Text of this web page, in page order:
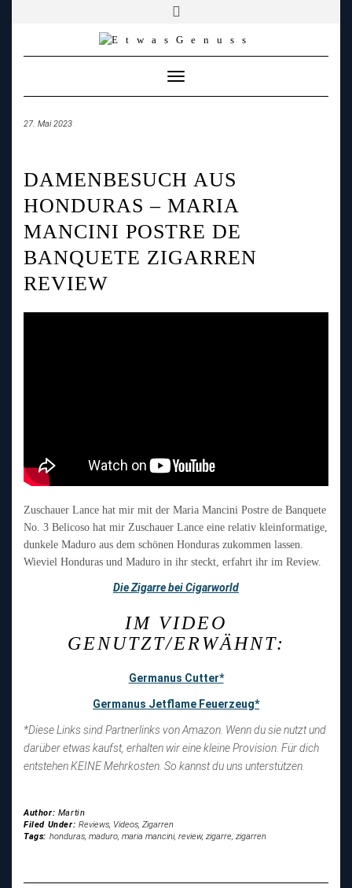
Toggle
Navigation
27. Mai 2023
DAMENBESUCH AUS
HONDURAS – MARIA
MANCINI POSTRE DE
BANQUETE ZIGARREN
REVIEW
Zuschauer Lance hat mir mit der Maria Mancini Postre de Banquete
No. 3 Belicoso hat mir Zuschauer Lance eine relativ kleinformatige,
dunkele Maduro aus dem schönen Honduras zukommen lassen.
Wieviel Honduras und Maduro in ihr steckt, erfahrt ihr im Review.
Die Zigarre bei Cigarworld
IM VIDEO
GENUTZT/ERWÄHNT:
Germanus Cutter*
Germanus Jetflame Feuerzeug*
*Diese Links sind Partnerlinks von Amazon. Wenn du sie nutzt und
darüber etwas kaufst, erhalten wir eine kleine Provision. Für dich
entstehen KEINE Mehrkosten. So kannst du uns unterstützen.
Author: Martin
Filed Under: Reviews, Videos, Zigarren
Tags: honduras, maduro, maria mancini, review, zigarre, zigarren